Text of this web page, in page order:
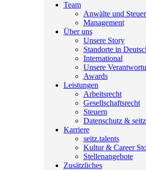
Team
Anwälte und
Management
Über uns
Unsere Story
Standorte in
International
Unsere
Awards
Leistungen
Arbeitsrecht
Gesellschaftsrecht
Steuern
Datenschutz &
Karriere
seitz.talents
Kultur & Career
Stellenangebote
Zusätzliches